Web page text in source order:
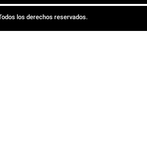
los derechos reservados.